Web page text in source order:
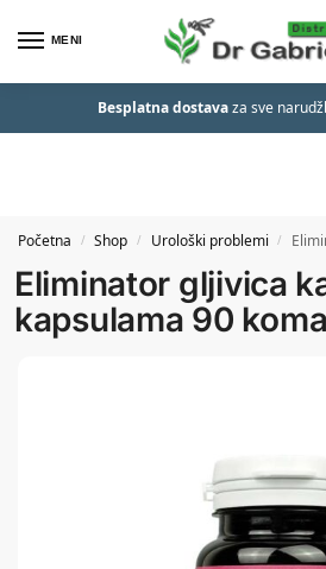
MENI
Besplatna dostavaza sve
Početna / Shop / Urološki problemi /
Eliminator gljivica
kapsulama 90